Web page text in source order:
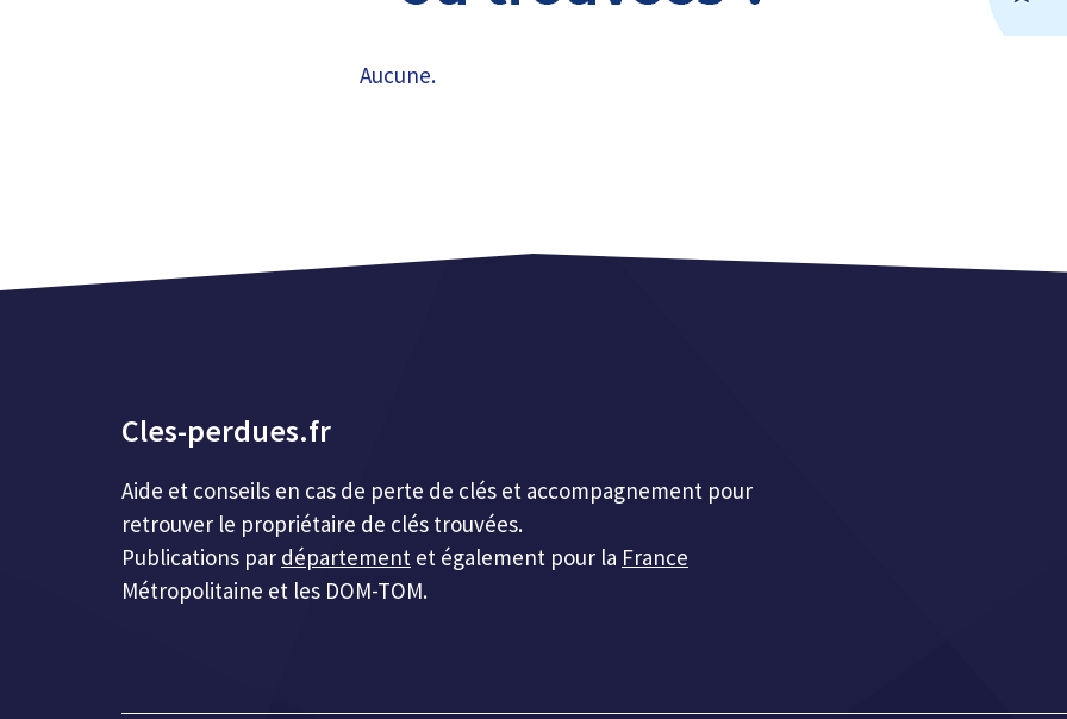
Aucune.
Cles-perdues.fr
Aide et conseils en cas de perte de clés et accompagnement pour
retrouver le propriétaire de clés trouvées.
Publications par département et également pour la France
Métropolitaine et les DOM-TOM.